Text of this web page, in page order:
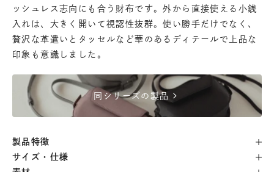
ッシュレス志向にも合う財布です。外から直接使える小銭
入れは、大きく開いて視認性抜群。使い勝手だけでなく、
贅沢な革遣いとタッセルなど華のあるディテールで上品な
印象も意識しました。
同シリーズの製品 chevron_right
製品特徴
サイズ・仕様